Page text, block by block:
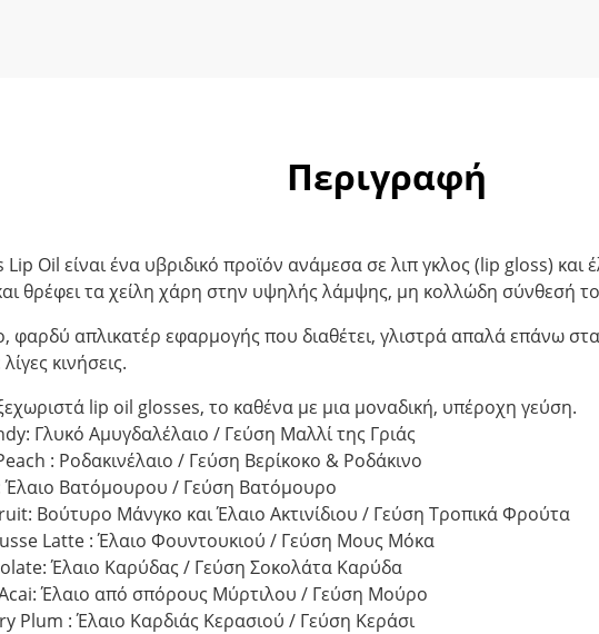
Περιγραφή
Oil είναι ένα υβριδικό προϊόν ανάμεσα σε λιπ γκλος (lip gloss) και
θρέφει τα χείλη χάρη στην υψηλής λάμψης, μη κολλώδη σύνθεσή
φαρδύ απλικατέρ εφαρμογής που διαθέτει, γλιστρά απαλά επάνω στα
κινήσεις.
lip oil glosses, το καθένα με μια μοναδική, υπέροχη γεύση.
Γλυκό Αμυγδαλέλαιο / Γεύση Μαλλί της Γριάς
: Ροδακινέλαιο / Γεύση Βερίκοκο & Ροδάκινο
Έλαιο Βατόμουρου / Γεύση Βατόμουρο
Βούτυρο Μάνγκο και Έλαιο Ακτινίδιου / Γεύση Τροπικά Φρούτα
Latte : Έλαιο Φουντουκιού / Γεύση Μους Μόκα
Έλαιο Καρύδας / Γεύση Σοκολάτα Καρύδα
Έλαιο από σπόρους Μύρτιλου / Γεύση Μούρο
Plum : Έλαιο Καρδιάς Κερασιού / Γεύση Κεράσι